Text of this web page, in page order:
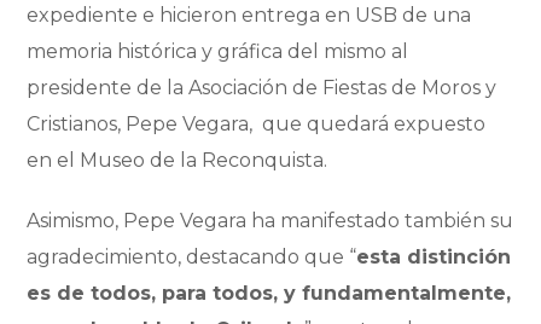
expediente e hicieron entrega en USB de una
memoria histórica y gráfica del mismo al
presidente de la Asociación de Fiestas de Moros y
Cristianos, Pepe Vegara, que quedará expuesto
en el Museo de la Reconquista.
Asimismo, Pepe Vegara ha manifestado también su
agradecimiento, destacando que “esta distinción
es de todos, para todos, y fundamentalmente,